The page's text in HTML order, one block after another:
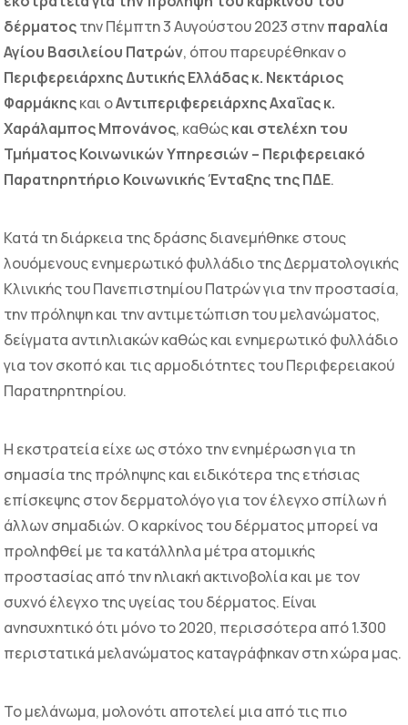
δέρματοςτην Πέμπτη 3 Αυγούστου 2023 στηνπαραλία
Αγίου Βασιλείου Πατρών, όπου παρευρέθηκαν ο
Περιφερειάρχης Δυτικής Ελλάδας κ. Νεκτάριος
Φαρμάκηςκαι οΑντιπεριφερειάρχης Αχαΐας κ.
Χαράλαμπος Μπονάνος, καθώςκαι στελέχη του
Τμήματος Κοινωνικών Υπηρεσιών – Περιφερειακό
Παρατηρητήριο Κοινωνικής Ένταξης της ΠΔΕ.
Κατά τη διάρκεια της δράσης διανεμήθηκε στους
λουόμενους ενημερωτικό φυλλάδιο της Δερματολογικής
Κλινικής του Πανεπιστημίου Πατρών για την προστασία,
την πρόληψη και την αντιμετώπιση του μελανώματος,
δείγματα αντιηλιακών καθώς και ενημερωτικό φυλλάδιο
για τον σκοπό και τις αρμοδιότητες του Περιφερειακού
Παρατηρητηρίου.
Η εκστρατεία είχε ως στόχο την ενημέρωση για τη
σημασία της πρόληψης και ειδικότερα της ετήσιας
επίσκεψης στον δερματολόγο για τον έλεγχο σπίλων ή
άλλων σημαδιών. Ο καρκίνος του δέρματος μπορεί να
προληφθεί με τα κατάλληλα μέτρα ατομικής
προστασίας από την ηλιακή ακτινοβολία και με τον
συχνό έλεγχο της υγείας του δέρματος. Είναι
ανησυχητικό ότι μόνο το 2020, περισσότερα από 1.300
περιστατικά μελανώματος καταγράφηκαν στη χώρα μας.
Το μελάνωμα, μολονότι αποτελεί μια από τις πιο